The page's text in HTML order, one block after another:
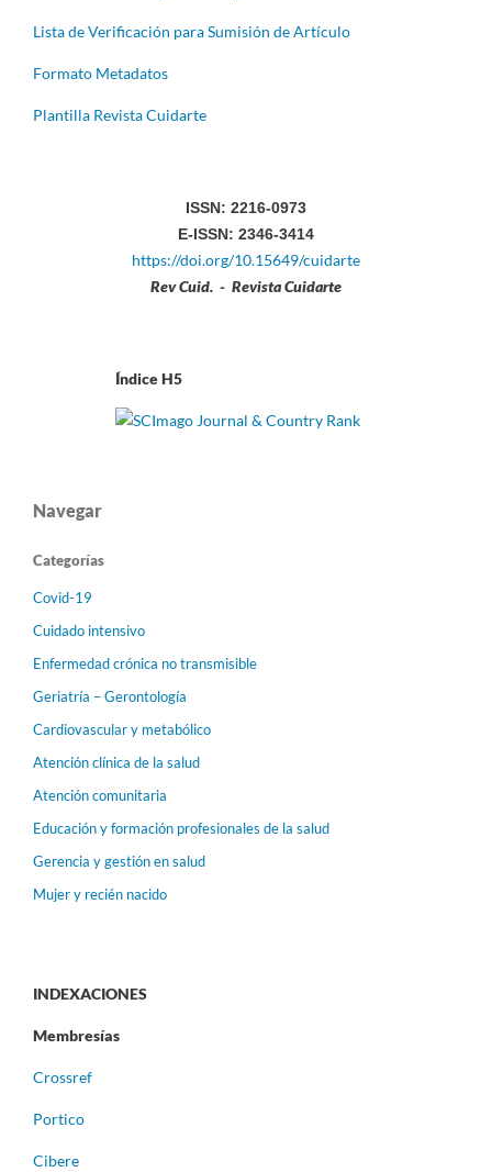
Lista de Verificación para Sumisión de Artículo
Formato Metadatos
Plantilla Revista Cuidarte
ISSN: 2216-0973
E-ISSN: 2346-3414
https://doi.org/10.15649/cuidarte
Rev Cuid. - Revista Cuidarte
Índice H5
Navegar
Categorías
Covid-19
Cuidado intensivo
Enfermedad crónica no transmisible
Geriatría – Gerontología
Cardiovascular y metabólico
Atención clínica de la salud
Atención comunitaria
Educación y formación profesionales de la salud
Gerencia y gestión en salud
Mujer y recién nacido
INDEXACIONES
Membresías
Crossref
Portico
Cibere